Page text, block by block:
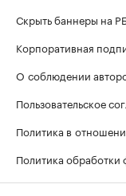
Скрыть баннеры на
Корпоративная
О соблюдении
Пользовательское
Политика в
Политика обработки